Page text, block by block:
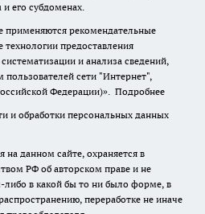
его субдоменах.
рекомендательные
предоставления
и анализа сведений,
сети "Интернет",
Федерации)». Подробнее
и обработки персональных данных
данном сайте, охраняется в
РФ об авторском праве и не
в какой бы то ни было форме, в
переработке не иначе